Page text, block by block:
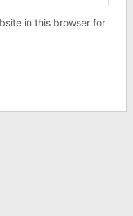
in this browser for